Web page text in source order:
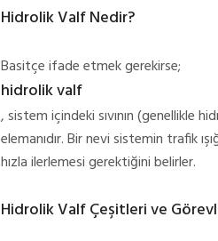
Hidrolik Valf Nedir?
Basitçe ifade etmek gerekirse;
hidrolik valf
, sistem içindeki sıvının (genellikle
elemanıdır. Bir nevi sistemin trafik
hızla ilerlemesi gerektiğini belirler.
Hidrolik Valf Çeşitleri ve